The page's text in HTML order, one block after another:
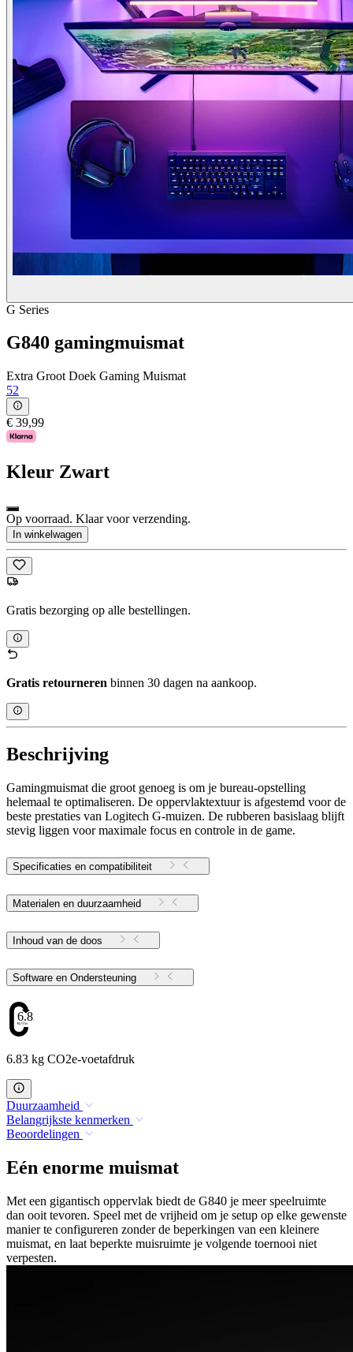
G Series
G840 gamingmuismat
Extra Groot Doek Gaming Muismat
52
€ 39,99
Kleur Zwart
Op voorraad. Klaar voor verzending.
In winkelwagen
Gratis bezorging op alle bestellingen.
Gratis retourneren binnen 30 dagen na aankoop.
Beschrijving
Gamingmuismat die groot genoeg is om je bureau-opstelling
helemaal te optimaliseren. De oppervlaktextuur is afgestemd voor de
beste prestaties van Logitech G-muizen. De rubberen basislaag blijft
stevig liggen voor maximale focus en controle in de game.
Specificaties en compatibiliteit
Materialen en duurzaamheid
Inhoud van de doos
Software en Ondersteuning
6.83
6.83 kg CO2e-voetafdruk
Duurzaamheid
Belangrijkste kenmerken
Beoordelingen
Eén enorme muismat
Met een gigantisch oppervlak biedt de G840 je meer speelruimte
dan ooit tevoren. Speel met de vrijheid om je setup op elke gewenste
manier te configureren zonder de beperkingen van een kleinere
muismat, en laat beperkte muisruimte je volgende toernooi niet
verpesten.